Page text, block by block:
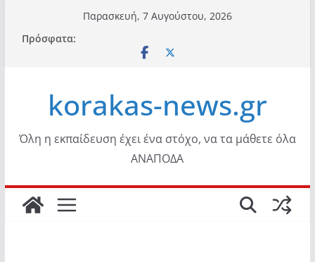
περιεχόμενο
Παρασκευή, 7 Αυγούστου, 2026
Πρόσφατα:
korakas-news.gr
Όλη η εκπαίδευση έχει ένα στόχο, να τα μάθετε όλα
ΑΝΑΠΟΔΑ